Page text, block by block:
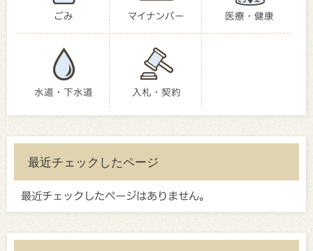
ごみ マイナンバー 医療・健康
水道・下水道 入札・契約
最近チェックしたページ
最近チェックしたページはありません。